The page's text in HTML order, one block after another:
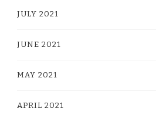
JULY 2021
JUNE 2021
MAY 2021
APRIL 2021